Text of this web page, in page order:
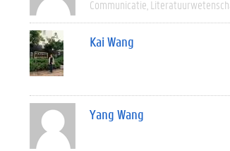
Communicatie
Kai Wang
Yang Wang